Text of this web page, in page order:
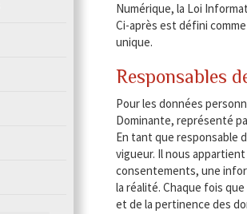
Numérique, la Loi
Ci-après est défini
unique.
Responsables
Pour les données
Dominante, représenté
En tant que responsable
vigueur. Il nous
consentements, une
la réalité. Chaque fois
et de la pertinence des